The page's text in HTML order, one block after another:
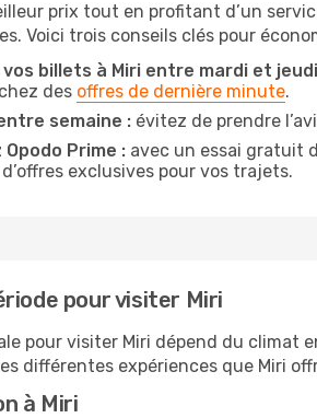
prix tout en profitant d’un
Voici trois conseils clés pour
vos billets à Miri entre mardi et
des offres de dernière minute.
semaine : évitez de prendre
Opodo Prime : avec un essai gratuit
exclusives pour vos trajets.
pour visiter Miri
pour visiter Miri dépend du climat
différentes expériences que Miri
à Miri